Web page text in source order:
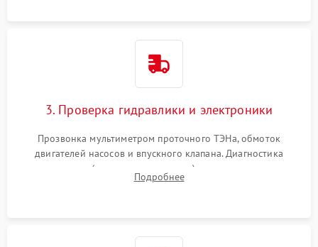
3. Проверка гидравлики и электроники
Прозвонка мультиметром проточного ТЭНа, обмоток
двигателей насосов и впускного клапана. Диагностика
прессостата (датчика уровня воды), датчика мутности,
концевика дверцы и электронного модуля управления.
Подробнее